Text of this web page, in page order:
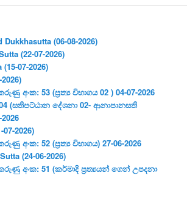
(06-08-2026)
(22-07-2026)
07-2026)
අංක: 53 (ප්‍ර‍ත්‍ය විභාගය 02 ) 04-07-2026
(සතිපට්ඨාන දේශනා 02- ආනාපානසති
07-2026)
අංක: 52 (ප්‍ර‍ත්‍ය විභාගය) 27-06-2026
(24-06-2026)
අංක: 51 (කර්මාදි ප්‍ර‍ත්‍යයන් ගෙන් උපදනා